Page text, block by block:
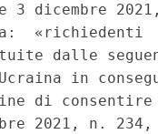
3 dicembre
«richiedenti
dalle
in
di consentire
2021, n.